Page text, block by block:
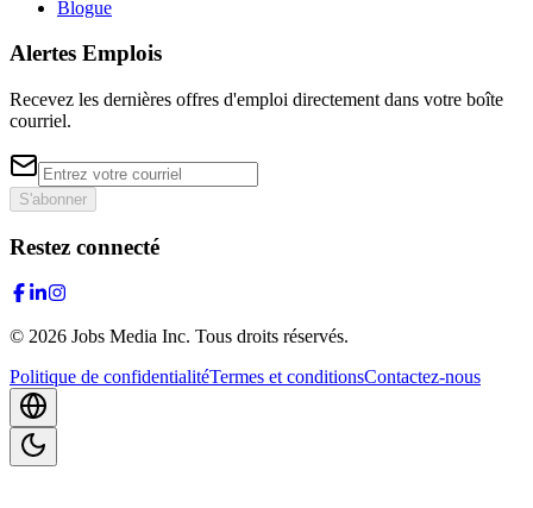
Blogue
Alertes Emplois
Recevez les dernières offres d'emploi directement dans votre boîte
courriel.
S'abonner
Restez connecté
© 2026 Jobs Media Inc. Tous droits réservés.
Politique de confidentialitéTermes et conditionsContactez-nous